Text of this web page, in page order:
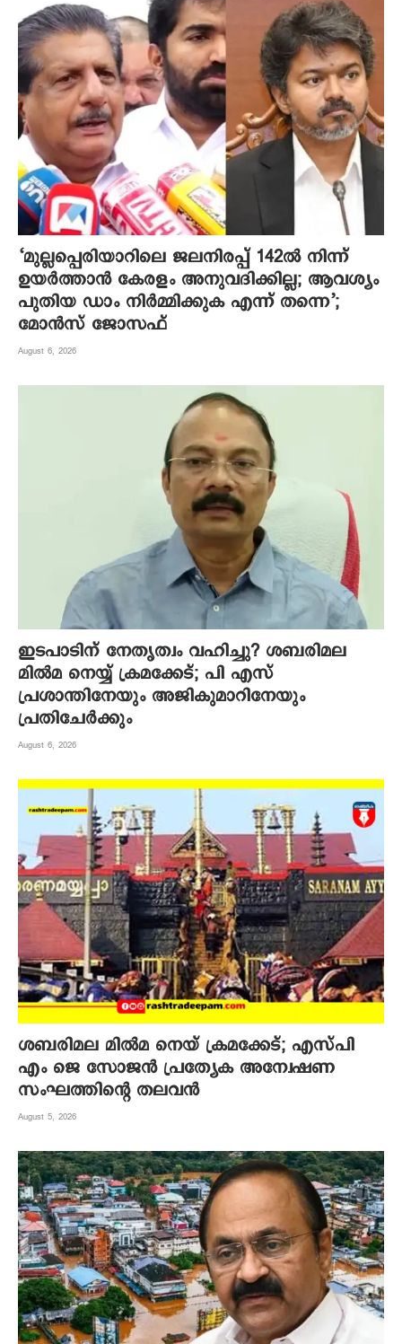
‘മുല്ലപ്പെരിയാറിലെ ജലനിരപ്പ് 142ല്‍ നിന്ന്
ഉയര്‍ത്താന്‍ കേരളം അനുവദിക്കില്ല; ആവശ്യം
പുതിയ ഡാം നിര്‍മ്മിക്കുക എന്ന് തന്നെ’;
മോന്‍സ് ജോസഫ്
August 6, 2026
ഇടപാടിന് നേതൃത്വം വഹിച്ചു? ശബരിമല
മില്‍മ നെയ്യ് ക്രമക്കേട്; പി എസ്
പ്രശാന്തിനേയും അജികുമാറിനേയും
പ്രതിചേര്‍ക്കും
August 6, 2026
ശബരിമല മില്‍മ നെയ് ക്രമക്കേട്; എസ്പി
എം ജെ സോജന്‍ പ്രത്യേക അന്വേഷണ
സംഘത്തിന്റെ തലവന്‍
August 5, 2026